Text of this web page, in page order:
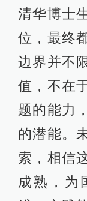
清华博士
位，最终
边界并不
值，不在
题的能力
的潜能。
索，相信
成熟，为